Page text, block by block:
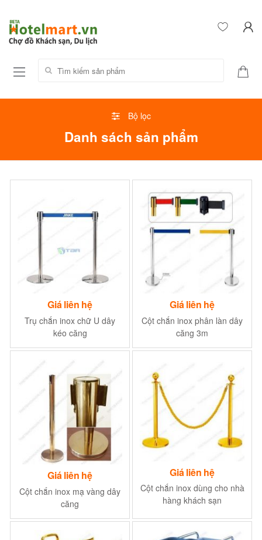
Tìm kiếm sản phẩm:
Bộ lọc
Danh sách sản phẩm
Giá liên hệ
Trụ chắn inox chữ U dây
kéo căng
Giá liên hệ
Cột chắn inox phân làn dây
căng 3m
Giá liên hệ
Cột chắn inox mạ vàng dây
căng
Giá liên hệ
Cột chắn inox dùng cho nhà
hàng khách sạn